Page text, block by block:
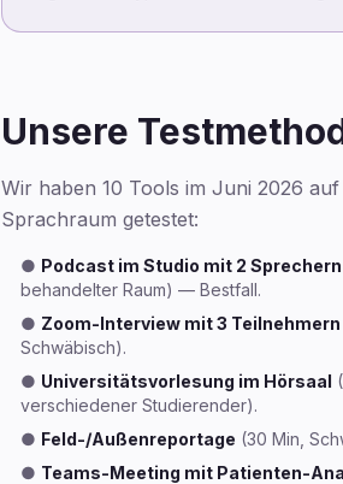
Unsere
Wir haben 10 Tools im Juni 2026
Sprachraum getestet:
● Podcast im Studio mit 2
behandelter Raum) — Bestfall.
● Zoom-Interview mit 3 Teilnehmern
Schwäbisch).
● Universitätsvorlesung im Hörsaal
verschiedener Studierender).
● Feld-/Außenreportage (30 Min,
● Teams-Meeting mit Patienten-